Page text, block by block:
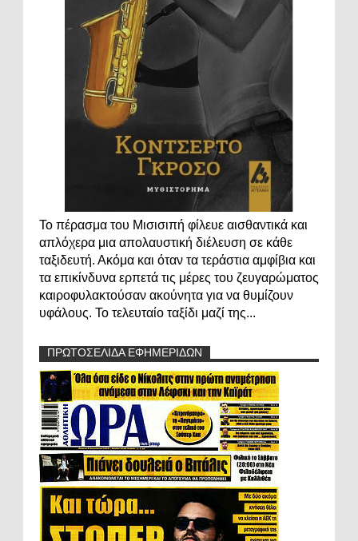
Το πέρασμα του Μισισιπή φίλευε αισθαντικά και
απλόχερα μια απολαυστική διέλευση σε κάθε
ταξιδευτή. Ακόμα και όταν τα τεράστια αμφίβια και
τα επικίνδυνα ερπετά τις μέρες του ζευγαρώματος
καιροφυλακτούσαν ακούνητα για να θυμίζουν
υφάλους. Το τελευταίο ταξίδι μαζί της...
ΠΡΩΤΟΣΕΛΙΔΑ ΕΦΗΜΕΡΙΔΩΝ